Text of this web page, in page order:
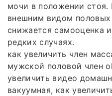
мочи в положении стоя.
внешним видом
снижается самооценка
редких случаях.
как увеличить член
мужской половой член
увеличить видео
вакуумная, как